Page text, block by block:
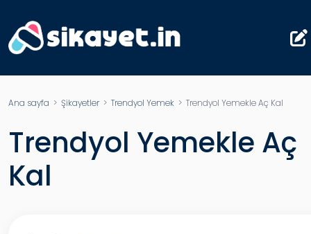
Ana sayfa > Şikayetler> Trendyol Yemek > Trendyol Yemekle Aç Kal
Trendyol Yemekle Aç
Kal